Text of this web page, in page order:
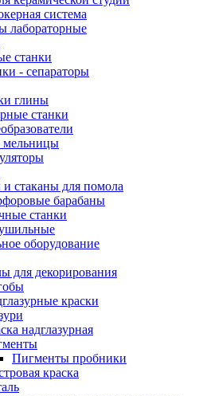
система
лабораторные
станки
- сепараторы
глины
станки
стаканы для помола
барабаны
станки
оборудование
для декорирования
краски
надглазурная
Пигменты пробники
краска